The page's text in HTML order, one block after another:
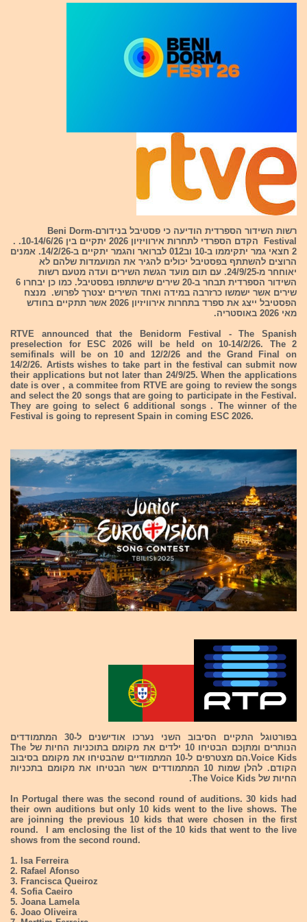
רשות השידור הספרדית הודיעה כי פסטיבל בנידורם-Beni Dorm
Festival הקדם הספרדי לתחרות אירוויזיון 2026 יתקיים בין 10-14/6/26. .
2 חצאי גמר יתקיממו ב-10 וב012 לברואר והגמר יתקיים ב-14/2/26. אמנים
הרוצים להשתתף בפסטיבל יכולים להגיר את המועמדות שלהם לא
יאוחחר מ-24/9/25. עם תום מועד הגשת השירים ועדה מטעם רשות
השידור הספרדית תבחר ב-20 שירים שישתתפו בפסטיבל. כמו כן יבחרו 6
שירים אשר ישמשו כרזרבה במידה ואחד השירים יצטרך לפרוש. מנצח
הפסטיבל ייצג את ספרד בתחרות אירוויזיון 2026 אשר תתקיים בחודש
מאי 2026 באוסטריה.
RTVE announced that the Benidorm Festival - The Spanish
preselection for ESC 2026 will be held on 10-14/2/26. The 2
semifinals will be on 10 and 12/2/26 and the Grand Final on
14/2/26. Artists wishes to take part in the festival can submit now
their applications but not later than 24/9/25. When the applications
date is over , a commitee from RTVE are going to review the songs
and select the 20 songs that are going to participate in the Festival.
They are going to select 6 additional songs . The winner of the
Festival is going to represent Spain in coming ESC 2026.
בפורטוגל התקיים הסיבוב השני נערכו אודישנים ל-30 המתמודדים
הנותרים ומתןכם הבטיחו 10 ילדים את מקומם בתוכניות החיות של The
Voice Kids.הם מצטרפים ל-10 המתמודיים שהבטיחו את מקומם בסיבוב
הקודם. להלן שמות 10 המתמודדים אשר הבטיחו את מקומם בתכניות
החיות של The Voice Kids.
In Portugal there was the second round of auditions. 30 kids had
their own auditions but only 10 kids went to the live shows. The
are joinning the previous 10 kids that were chosen in the first
round. I am enclosing the list of the 10 kids that went to the live
shows from the second round.
1. Isa Ferreira
2. Rafael Afonso
3. Francisca Queiroz
4. Sofia Caeiro
5. Joana Lamela
6. Joao Oliveira